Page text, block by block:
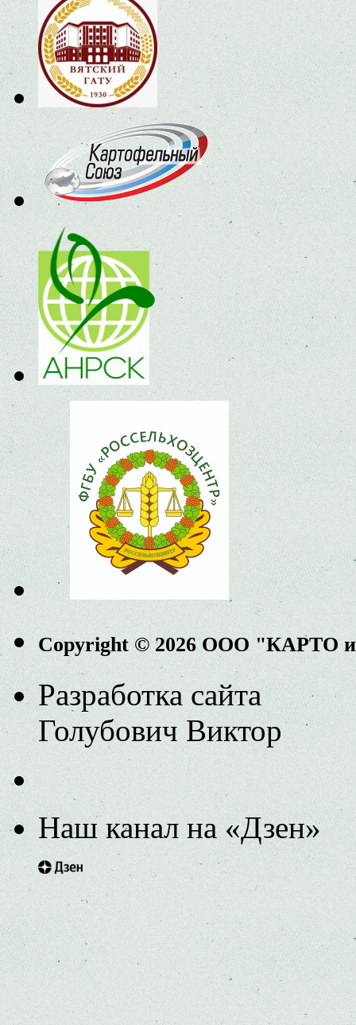
Copyright © 2026 ООО "КАРТО
Разработка сайта
Голубович Виктор
Наш канал на «Дзен»